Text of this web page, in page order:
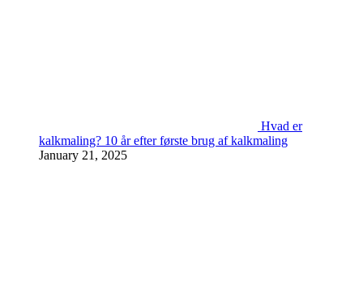
Hvad er
kalkmaling? 10 år efter første brug af kalkmaling
January 21, 2025